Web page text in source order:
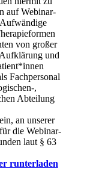
auf Webinar-
von großer
und
Fachpersonal
,
Abteilung
an unserer
die Webinar-
laut § 63
runterladen